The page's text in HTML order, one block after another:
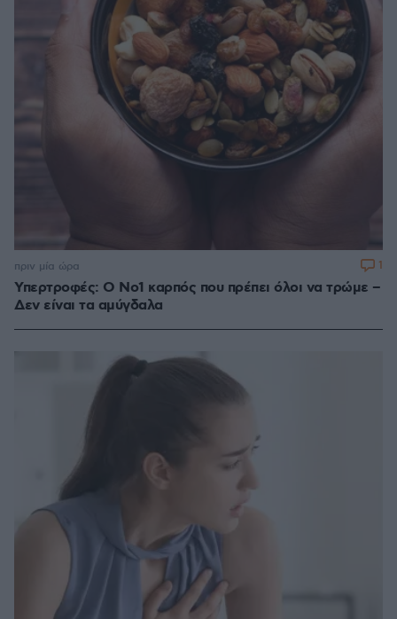
Υπερτροφές: Ο Νο1 καρπός που πρέπει όλοι να τρώμε –
Δεν είναι τα αμύγδαλα
πριν μία ώρα 1